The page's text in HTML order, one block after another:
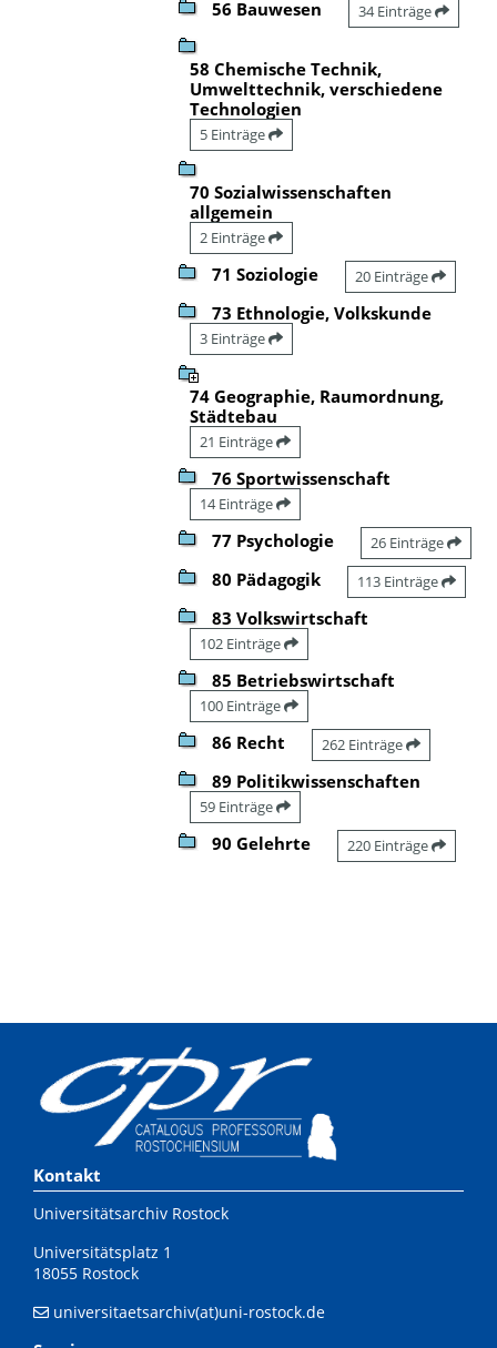
56 Bauwesen 34 Einträge
58 Chemische Technik,
Umwelttechnik, verschiedene
Technologien
5 Einträge
70 Sozialwissenschaften
allgemein
2 Einträge
71 Soziologie 20 Einträge
73 Ethnologie, Volkskunde
3 Einträge
74 Geographie, Raumordnung,
Städtebau
21 Einträge
76 Sportwissenschaft
14 Einträge
77 Psychologie 26 Einträge
80 Pädagogik 113 Einträge
83 Volkswirtschaft
102 Einträge
85 Betriebswirtschaft
100 Einträge
86 Recht 262 Einträge
89 Politikwissenschaften
59 Einträge
90 Gelehrte 220 Einträge
Kontakt
Universitätsarchiv Rostock
Universitätsplatz 1
18055 Rostock
universitaetsarchiv(at)uni-rostock.de